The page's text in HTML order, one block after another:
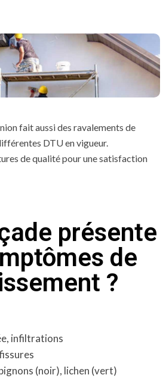
fait aussi des ravalements de
DTU en vigueur.
de qualité pour une satisfaction
présente
de
?
infiltrations
(noir), lichen (vert)